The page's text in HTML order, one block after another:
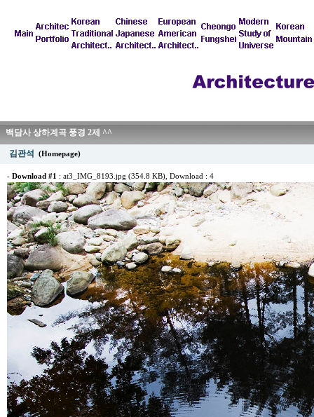
백담사 상하계곡 풍경 2제 ^^
김관석 (Homepage)
- Download #1 : at3_IMG_8193.jpg (354.8 KB) , Download : 4